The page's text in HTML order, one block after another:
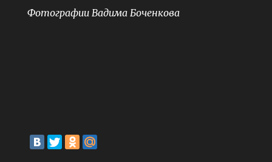
Фотографии Вадима Боченкова